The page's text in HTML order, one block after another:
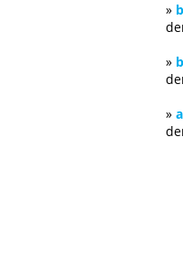
»
»
»